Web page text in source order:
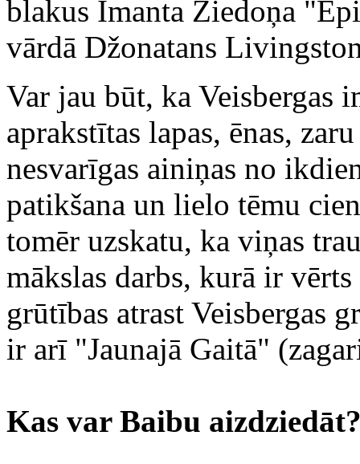
blakus Imanta Ziedoņa
vārdā Džonatans
Var jau būt, ka Veisbergas
aprakstītas lapas, ēnas,
nesvarīgas ainiņas no
patikšana un lielo tēmu
tomēr uzskatu, ka viņas
mākslas darbs, kurā ir
grūtības atrast Veisbergas
ir arī "Jaunajā Gaitā"
Kas var Baibu